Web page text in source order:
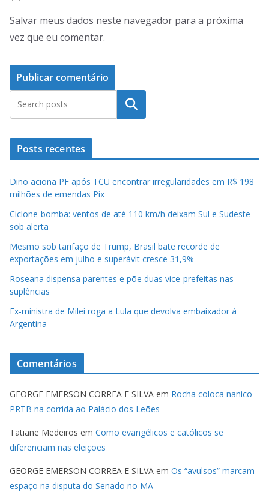
Salvar meus dados neste navegador para a próxima
vez que eu comentar.
Pesquisar
Posts recentes
Dino aciona PF após TCU encontrar irregularidades em R$ 198
milhões de emendas Pix
Ciclone-bomba: ventos de até 110 km/h deixam Sul e Sudeste
sob alerta
Mesmo sob tarifaço de Trump, Brasil bate recorde de
exportações em julho e superávit cresce 31,9%
Roseana dispensa parentes e põe duas vice-prefeitas nas
suplências
Ex-ministra de Milei roga a Lula que devolva embaixador à
Argentina
Comentários
GEORGE EMERSON CORREA E SILVA em Rocha coloca nanico
PRTB na corrida ao Palácio dos Leões
Tatiane Medeiros em Como evangélicos e católicos se
diferenciam nas eleições
GEORGE EMERSON CORREA E SILVA em Os “avulsos” marcam
espaço na disputa do Senado no MA